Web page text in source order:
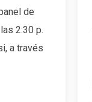
de
2:30 p.
a través